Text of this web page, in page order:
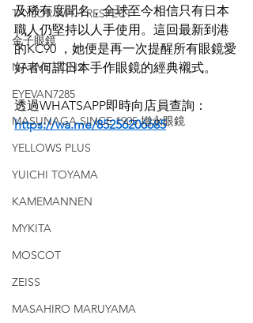
TAYLOR WITH RESPECT
金子眼鏡
NATIVE SONS
EYEVAN7285
MASUNAGA SINCE 1905 增永眼鏡
YELLOWS PLUS
YUICHI TOYAMA
KAMEMANNEN
MYKITA
MOSCOT
ZEISS
MASAHIRO MARUYAMA
及稀有度聞名，全球至今相信只有日本
職人仍堅持以人手使用。這回最新到港
的KC90 ，她便是再一次提醒所有眼鏡愛
好者何謂日本手作眼鏡的經典襯式。
透過WHATSAPP即時向店員查詢：
https://wa.me/85256206685